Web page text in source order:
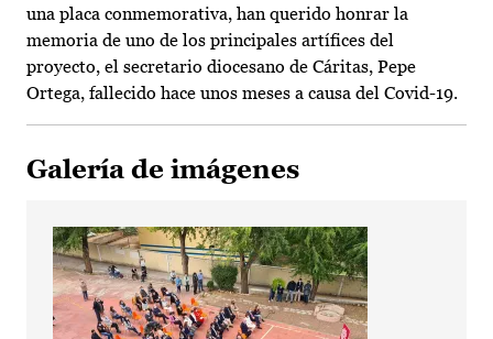
una placa conmemorativa, han querido honrar la
memoria de uno de los principales artífices del
proyecto, el secretario diocesano de Cáritas, Pepe
Ortega, fallecido hace unos meses a causa del Covid-19.
Galería de imágenes